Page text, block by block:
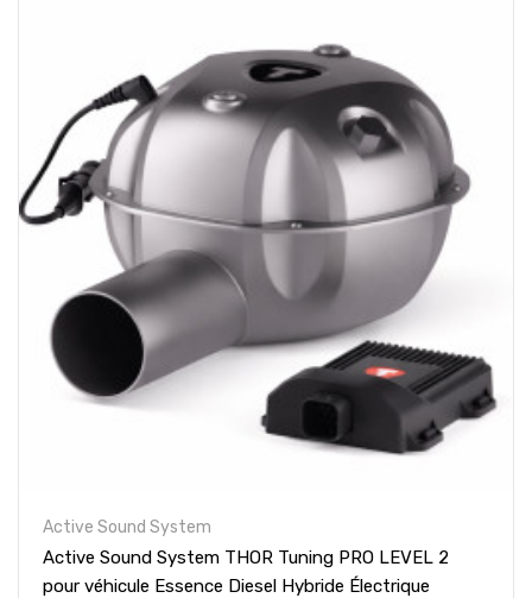
Active Sound System
Active Sound System THOR Tuning PRO LEVEL 2
pour véhicule Essence Diesel Hybride Électrique